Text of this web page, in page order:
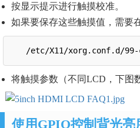
按显示提示进行触摸校准。
如果要保存这些触摸值，需要
将触摸参数（不同LCD，下图
使用GPIO控制背光亮